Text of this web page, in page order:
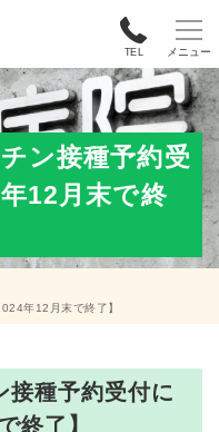
TEL メニュー
ン接種予約受
12月末で終
年12月末で終了】
接種予約受付に
終了】